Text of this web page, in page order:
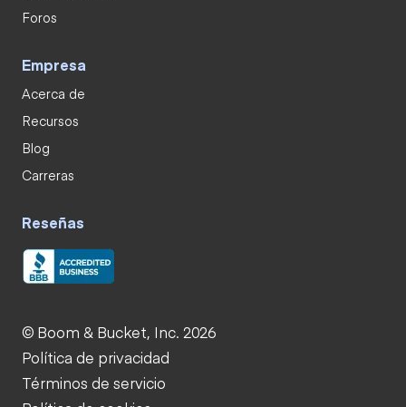
Foros
Empresa
Acerca de
Recursos
Blog
Carreras
Reseñas
© Boom & Bucket, Inc. 2026
Política de privacidad
Términos de servicio